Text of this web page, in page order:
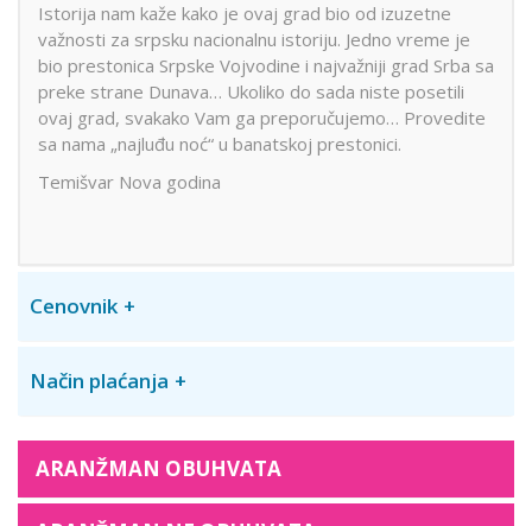
Istorija nam kaže kako je ovaj grad bio od izuzetne
važnosti za srpsku nacionalnu istoriju. Jedno vreme je
bio prestonica Srpske Vojvodine i najvažniji grad Srba sa
preke strane Dunava… Ukoliko do sada niste posetili
ovaj grad, svakako Vam ga preporučujemo… Provedite
sa nama „najluđu noć“ u banatskoj prestonici.
Temišvar Nova godina
Cenovnik
Način plaćanja
ARANŽMAN OBUHVATA